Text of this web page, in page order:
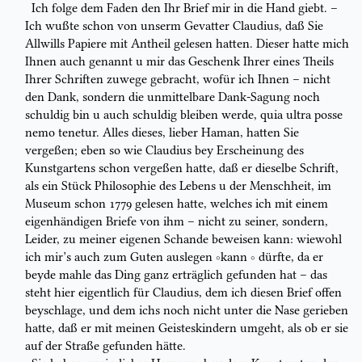
Ich folge dem Faden den Ihr Brief mir in die Hand giebt. –
Ich wußte schon von unserm Gevatter Claudius, daß Sie
Allwills Papiere mit Antheil gelesen hatten. Dieser hatte mich
Ihnen auch genannt u mir das Geschenk Ihrer eines Theils
Ihrer Schriften zuwege gebracht, wofür ich Ihnen – nicht
den Dank, sondern die unmittelbare Dank-Sagung noch
schuldig bin u auch schuldig bleiben werde, quia ultra posse
nemo tenetur. Alles dieses, lieber Haman, hatten Sie
vergeßen; eben so wie Claudius bey Erscheinung des
Kunstgartens schon vergeßen hatte, daß er dieselbe Schrift,
als ein Stück Philosophie des Lebens u der Menschheit, im
Museum schon 1779 gelesen hatte, welches ich mit einem
eigenhändigen Briefe von ihm – nicht zu seiner, sondern,
Leider, zu meiner eigenen Schande beweisen kann: wiewohl
ich mir’s auch zum Guten auslegen kann dürfte, da er
beyde mahle das Ding ganz erträglich gefunden hat – das
steht hier eigentlich für Claudius, dem ich diesen Brief offen
beyschlage, und dem ichs noch nicht unter die Nase gerieben
hatte, daß er mit meinen Geisteskindern umgeht, als ob er sie
auf der Straße gefunden hätte.